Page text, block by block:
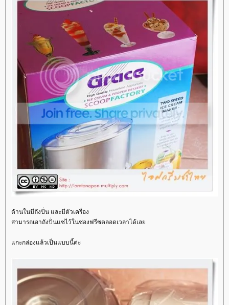
ด้านในมีถังปั่น และมีตัวเครื่อง
สามารถเอาถังปั่นแช่ไว้ในช่องฟรีซตลอดเวลาได้เล
กะกล่องแล้วเป็นแบบนี้ค่ะ